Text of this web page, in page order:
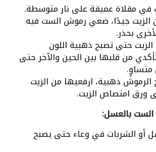
في مقلاة عميقة على نار متوسطة.
الزيت جيدًا، ضعي رموش الست فيه
بحذر.
حتى تصبح ذهبية اللون
من قلبها بين الحين والآخر حتى
الرموش ذهبية، ارفعيها من الزيت
ورق امتصاص الزيت.
أو الشربات في وعاء حتى يصبح